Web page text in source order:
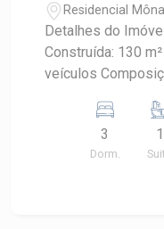
Residencial
Piracicaba/SP
Detalhes do Imóvel: -
Construída: 130 m² - Garagem: Coberta para 2
veículos Composição: - 3 dormitórios (sendo 1
esculpidas e nichos em
higiênicas e chuveiros
automatizadas
3
Dorm.
1